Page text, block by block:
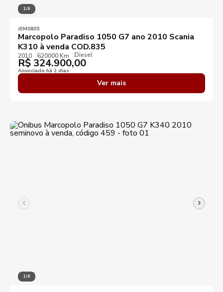
Ano mínimo
Preço mínimo
Destaques
1/8
JEM0835
Marcopolo Paradiso 1050 G7 ano 2010 Scania
K310 à venda COD.835
2010 620000 Km Diesel
R$ 324.900,00
Anunciado há 2 dias
Ver mais
1/8